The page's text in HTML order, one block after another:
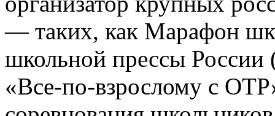
— таких, как Марафон
школьной прессы России
«Все-по-взрослому с